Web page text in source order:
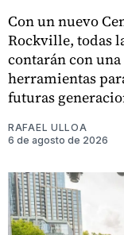
Con un nuevo
Rockville, todas
contarán con
herramientas
futuras
RAFAEL ULLOA
6 de agosto de 2026